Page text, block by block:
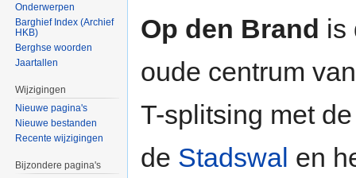
Op den Brand is
oude centrum
T-splitsing met
de Stadswal en
Onderwerpen
Barghief Index (Archief
HKB)
Berghse woorden
Jaartallen
Wijzigingen
Nieuwe pagina's
Nieuwe bestanden
Recente wijzigingen
Bijzondere pagina's